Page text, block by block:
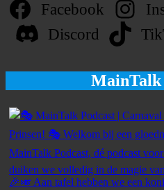
Facebook
Discord
MainTalk